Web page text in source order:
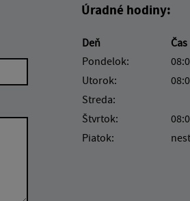
Úradné hodiny:
Deň
Čas
Pondelok:
Utorok:
Streda:
Štvrtok:
Piatok: